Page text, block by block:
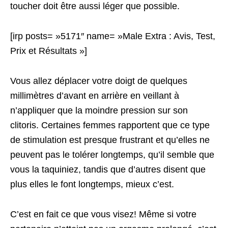
toucher doit être aussi léger que possible.
[irp posts= »5171″ name= »Male Extra : Avis, Test,
Prix et Résultats »]
Vous allez déplacer votre doigt de quelques
millimètres d’avant en arrière en veillant à
n’appliquer que la moindre pression sur son
clitoris. Certaines femmes rapportent que ce type
de stimulation est presque frustrant et qu’elles ne
peuvent pas le tolérer longtemps, qu’il semble que
vous la taquiniez, tandis que d’autres disent que
plus elles le font longtemps, mieux c’est.
C’est en fait ce que vous visez! Même si votre